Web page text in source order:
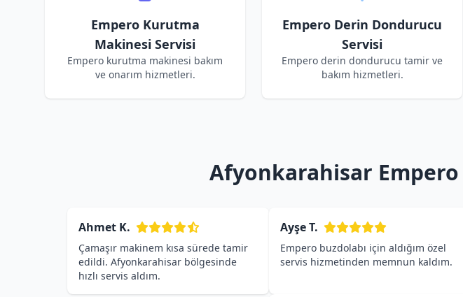
Empero Kurutma
Makinesi Servisi
Empero kurutma makinesi bakım
ve onarım hizmetleri.
Empero Derin Dondurucu
Servisi
Empero derin dondurucu tamir ve
bakım hizmetleri.
Afyonkarahisar
Ahmet K.
Çamaşır makinem kısa sürede tamir
edildi. Afyonkarahisar bölgesinde
hızlı servis aldım.
Ayşe T.
Empero buzdolabı için aldığım özel
servis hizmetinden memnun kaldım.